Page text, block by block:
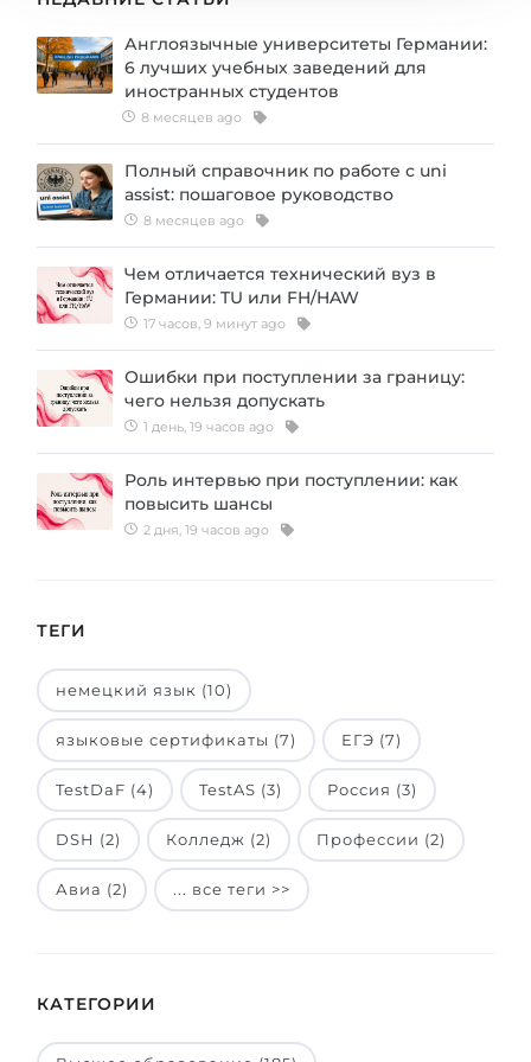
Англоязычные университеты Германии:
6 лучших учебных заведений для
иностранных студентов
8 месяцев ago
Полный справочник по работе с uni
assist: пошаговое руководство
8 месяцев ago
Чем отличается технический вуз в
Германии: TU или FH/HAW
17 часов, 9 минут ago
Ошибки при поступлении за границу:
чего нельзя допускать
1 день, 19 часов ago
Роль интервью при поступлении: как
повысить шансы
2 дня, 19 часов ago
ТЕГИ
немецкий язык (10)
языковые сертификаты (7) ЕГЭ (7)
TestDaF (4) TestAS (3) Россия (3)
DSH (2) Колледж (2) Профессии (2)
Авиа (2) ... все теги >>
КАТЕГОРИИ